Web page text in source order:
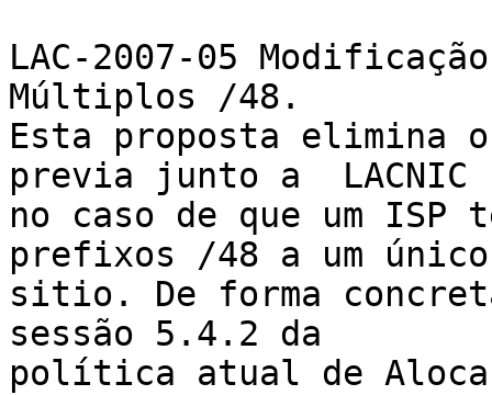
LAC-2007-05
Múltiplos /48.
Esta proposta
previa junto a  LACNIC
no caso de que um
prefixos /48 a um
sitio. De forma
sessão 5.4.2 da
política atual de